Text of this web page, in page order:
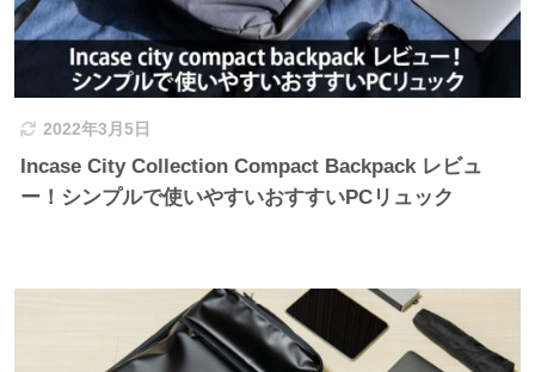
2022年3月5日
Incase City Collection Compact Backpack レビュ
ー！シンプルで使いやすいおすすいPCリュック